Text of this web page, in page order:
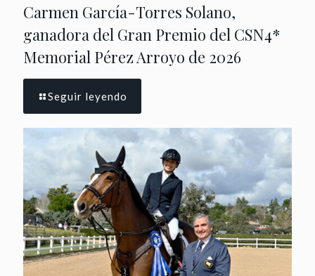
Carmen García-Torres Solano,
ganadora del Gran Premio del CSN4*
Memorial Pérez Arroyo de 2026
Seguir leyendo